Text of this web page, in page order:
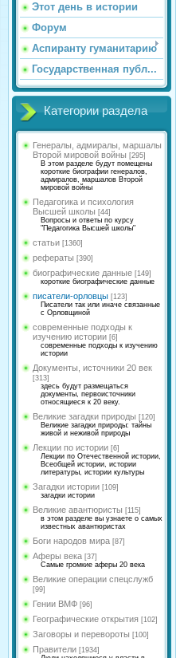
Этот день в истории
Форум
Аспиранту гуманитарию
Государственная публ...
Категории раздела
Генералы, адмиралы, маршалы
Второй мировой войны [295]
В этом разделе будут помещены
короткие биографии генералов,
адмиралов, маршалов Второй
мировой войны
Педагогика и психология
Высшей школы [44]
Вопросы и ответы по курсу
"Педагогика Высшей школы"
статьи [1360]
рефераты [390]
биографические данные [149]
короткие биографические данные
писатели-орловцы [123]
Писатели так или иначе связанные
с Орловщиной
современные подходы к
изучению истории [6]
современные подходы к изучению
истории
Документы, источники 20 век
[313]
здесь будут размещаться
документы, первоисточники
относящиеся к 20 веку.
Великие загадки природы [120]
Великие загадки природы: тайны
живой и неживой природы
Лекции по истории [6]
Лекции по Отечественной истории,
Всеобщей истории, истории
литературы, истории культуры
Загадки истории [109]
загадки истории
Великие авантюристы [115]
в этом разделе вы узнаете о самых
известных авантюристах
Боги народов мира [87]
Аферы века [37]
Самые громкие аферы 20 века
Великие операции спецслужб
[99]
Гении ВМФ [96]
Географические открытия [102]
Заговоры и перевороты [100]
Правители [1934]